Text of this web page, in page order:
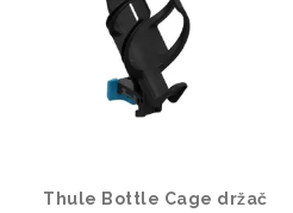
Thule Bottle Cage držač